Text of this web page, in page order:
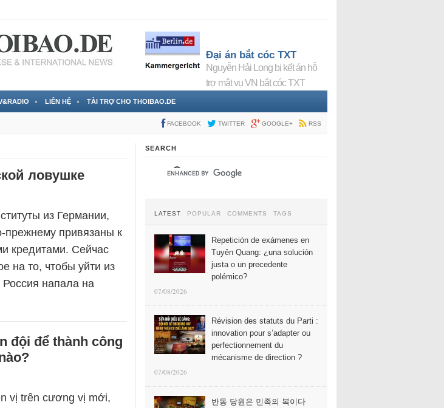
Đại án bắt cóc TXT
Nguyễn Hải Long bị kết án hỗ
trợ mật vụ VN bắt cóc TXT
LIÊN HỆ TÀI TRỢ CHO THOIBAO.DE
FACEBOOK TWITTER GOOGLE+ RSS
ловушке
из Германии,
прежнему привязаны к
кредитами. Сейчас
на то, чтобы уйти из
напала на
đội để thành công
vị trên cương vị mới,
SEARCH
LATEST POPULAR COMMENTS TAGS
Repetición de exámenes en
Tuyên Quang: ¿una solución
justa o un precedente
polémico?
07/08/2026
Révision des statuts du Parti :
innovation pour s’adapter ou
perfectionnement du
mécanisme de direction ?
07/08/2026
반동 당원은 민족의 복이다